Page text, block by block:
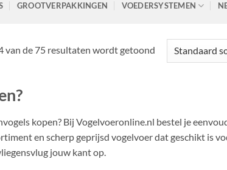
GROOTVERPAKKINGEN VOEDERSYSTEMEN
van de 75 resultaten wordt getoond
kopen? Bij Vogelvoeronline.nl bestel je
en scherp geprijsd vogelvoer dat geschikt is
jouw kant op.